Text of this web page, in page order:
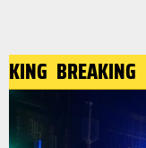
BREAKING